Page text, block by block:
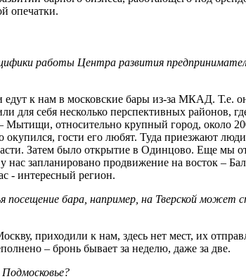
опечатки.
работы Центра развития
к нам в московские бары из-за МКАД. Т.е.
для себя несколько перспективных районов,
относительно крупный город, около
окупился, гости его любят. Туда приезжают
Затем было открытие в Одинцово. Еще мы
запланировано продвижение на восток –
- интересный регион.
посещение бара, например, на Тверской
приходили к нам, здесь нет мест, их
– бронь бывает за неделю, даже за две.